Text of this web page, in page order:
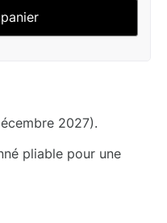
2027).
pliable pour une